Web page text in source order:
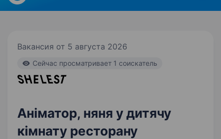
Вакансия от 5 августа 2026
Cейчас просматривает 1 соискатель
Аніматор, няня у дитячу
кімнату ресторану